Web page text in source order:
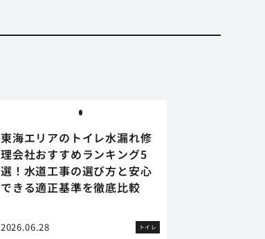
東海エリアのトイレ水漏れ修
理会社おすすめランキング5
選！水道工事の選び方と安心
できる適正基準を徹底比較
2026.06.28 トイレ